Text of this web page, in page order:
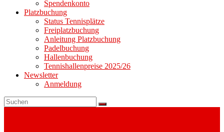
Spendenkonto
Platzbuchung
Status Tennisplätze
Freiplatzbuchung
Anleitung Platzbuchung
Padelbuchung
Hallenbuchung
Tennishallenpreise 2025/26
Newsletter
Anmeldung